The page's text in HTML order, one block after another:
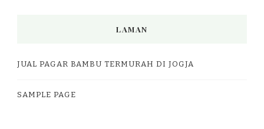
LAMAN
JUAL PAGAR BAMBU TERMURAH DI JOGJA
SAMPLE PAGE